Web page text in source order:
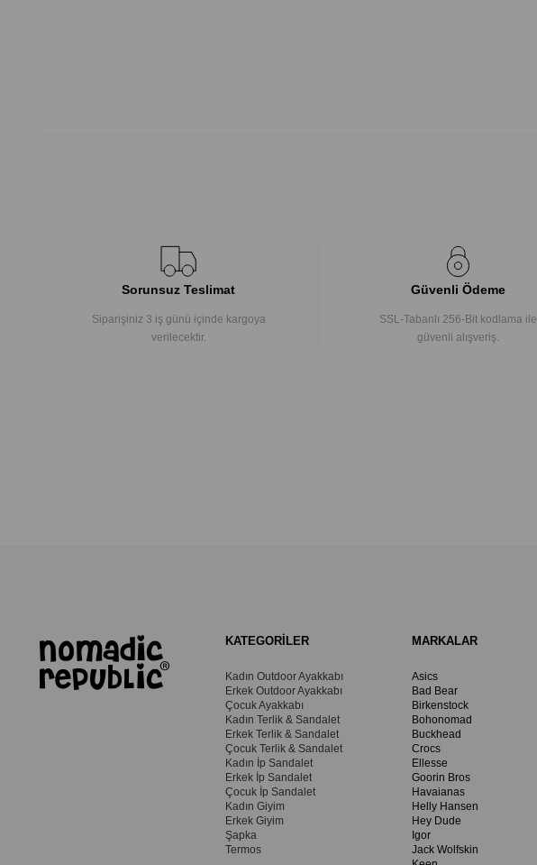
Sorunsuz Teslimat
Siparişiniz 3 iş günü içinde kargoya
verilecektir.
Güvenli Ödeme
SSL-Tabanlı 256-Bit kodlama ile
güvenli alışveriş.
KATEGORİLER
Kadın Outdoor Ayakkabı
Erkek Outdoor Ayakkabı
Çocuk Ayakkabı
Kadın Terlik & Sandalet
Erkek Terlik & Sandalet
Çocuk Terlik & Sandalet
Kadın İp Sandalet
Erkek İp Sandalet
Çocuk İp Sandalet
Kadın Giyim
Erkek Giyim
Şapka
Termos
MARKALAR
Asics
Bad Bear
Birkenstock
Bohonomad
Buckhead
Crocs
Ellesse
Goorin Bros
Havaianas
Helly Hansen
Hey Dude
Igor
Jack Wolfskin